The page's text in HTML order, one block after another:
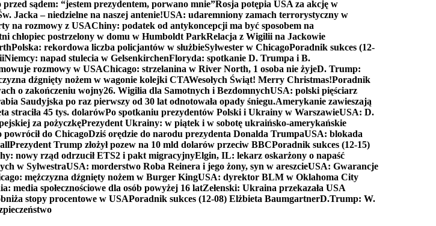
sądem: “jestem prezydentem, porwano mnie”Rosja potępia USA za akcję w
Jacka – niedzielne na naszej antenie!USA: udaremniony zamach terrorystyczny w
na rozmowy z USAChiny: podatek od antykoncepcji ma być sposobem na
chłopiec postrzelony w domu w Humboldt ParkRelacja z Wigilii na Jackowie
Polska: rekordowa liczba policjantów w służbieSylwester w ChicagoPoradnik sukces (12-
Niemcy: napad stulecia w GelsenkirchenFloryda: spotkanie D. Trumpa i B.
rozmowy w USAChicago: strzelanina w River North, 1 osoba nie żyjeD. Trump:
dźgnięty nożem w wagonie kolejki CTAWesołych Świąt! Merry Christmas!Poradnik
o zakończeniu wojny26. Wigilia dla Samotnych i BezdomnychUSA: polski pięściarz
Saudyjska po raz pierwszy od 30 lat odnotowała opady śniegu.Amerykanie zawieszają
straciła 45 tys. dolarówPo spotkaniu prezydentów Polski i Ukrainy w WarszawieUSA: D.
za pożyczkęPrezydent Ukrainy: w piątek i w sobotę ukraińsko-amerykańskie
do ChicagoDziś orędzie do narodu prezydenta Donalda TrumpaUSA: blokada
Prezydent Trump złożył pozew na 10 mld dolarów przeciw BBCPoradnik sukces (12-15)
nowy rząd odrzucił ETS2 i pakt migracyjnyElgin, IL: lekarz oskarżony o napaść
w SylwestraUSA: morderstwo Roba Reinera i jego żony, syn w areszcieUSA: Gwarancje
mężczyzna dźgnięty nożem w Burger KingUSA: dyrektor BLM w Oklahoma City
media społecznościowe dla osób powyżej 16 latZełenski: Ukraina przekazała USA
stopy procentowe w USAPoradnik sukces (12-08) Elżbieta BaumgartnerD.Trump: W.